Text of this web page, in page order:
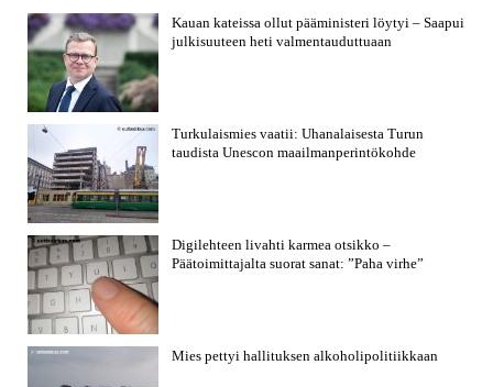
Kauan kateissa ollut pääministeri löytyi – Saapui
julkisuuteen heti valmentauduttuaan
Turkulaismies vaatii: Uhanalaisesta Turun
taudista Unescon maailmanperintökohde
Digilehteen livahti karmea otsikko –
Päätoimittajalta suorat sanat: ”Paha virhe”
Mies pettyi hallituksen alkoholipolitiikkaan